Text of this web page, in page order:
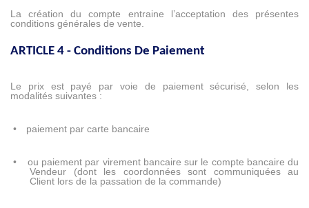
La création du compte entraine l’acceptation des présentes
conditions générales de vente.
ARTICLE 4 - Conditions De Paiement
Le prix est payé par voie de paiement sécurisé, selon les
modalités suivantes :
• paiement par carte bancaire
•
ou paiement par virement bancaire sur le compte bancaire du
Vendeur (dont les coordonnées sont communiquées au
Client lors de la passation de la commande)